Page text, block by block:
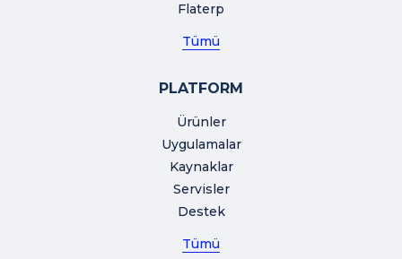
Flaterp
Tümü
PLATFORM
Ürünler
Uygulamalar
Kaynaklar
Servisler
Destek
Tümü